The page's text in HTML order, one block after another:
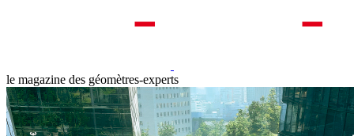
le magazine des géomètres-experts